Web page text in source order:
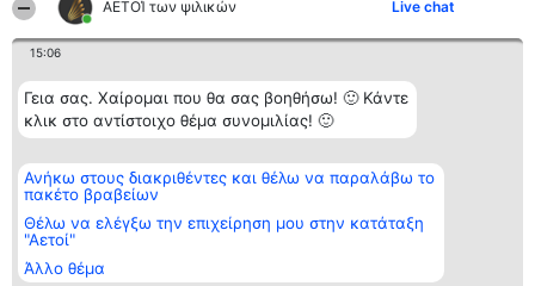
ΑΕΤΟΊ των ψιλικών Live chat
15:06
Γεια σας. Χαίρομαι που θα σας βοηθήσω! 🙂 Κάντε
κλικ στο αντίστοιχο θέμα συνομιλίας! 🙂
Ανήκω στους διακριθέντες και θέλω να παραλάβω το
πακέτο βραβείων
Θέλω να ελέγξω την επιχείρηση μου στην κατάταξη
"Αετοί"
Άλλο θέμα
Διοργανωτής της
κατάταξης
BEAUTIFUL COMPANY
ΤΗΛ. ΕΠΙΚΟΙΝΩΝΙΑΣ:
2104128019
email:
Κατάταξη
Διακριθέντες
των
διακριθέντων
Επικοινωνία
Επικοινωνία